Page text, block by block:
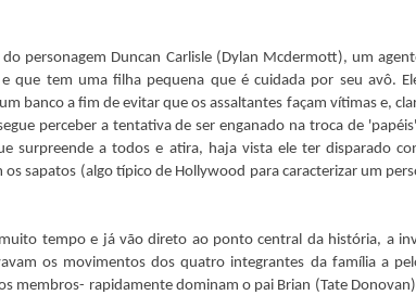
personagem Duncan Carlisle (Dylan Mcdermott), um
que tem uma filha pequena que é cuidada por seu avô.
banco a fim de evitar que os assaltantes façam vítimas e,
perceber a tentativa de ser enganado na troca de
surpreende a todos e atira, haja vista ele ter disparado
os sapatos (algo típico de Hollywood para caracterizar um
tempo e já vão direto ao ponto central da história, a
os movimentos dos quatro integrantes da família a
membros- rapidamente dominam o pai Brian (Tate